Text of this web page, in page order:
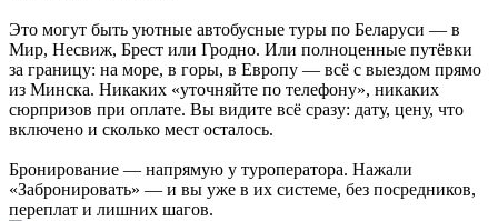
Это могут быть уютные автобусные туры по Беларуси — в
Мир, Несвиж, Брест или Гродно. Или полноценные путёвки
за границу: на море, в горы, в Европу — всё с выездом прямо
из Минска. Никаких «уточняйте по телефону», никаких
сюрпризов при оплате. Вы видите всё сразу: дату, цену, что
включено и сколько мест осталось.
Бронирование — напрямую у туроператора. Нажали
«Забронировать» — и вы уже в их системе, без посредников,
переплат и лишних шагов.